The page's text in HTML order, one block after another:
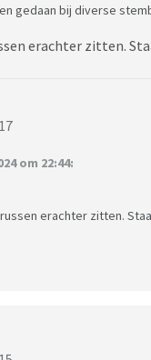
gedaan bij diverse
erachter zitten.
om 22:44:
erachter zitten.